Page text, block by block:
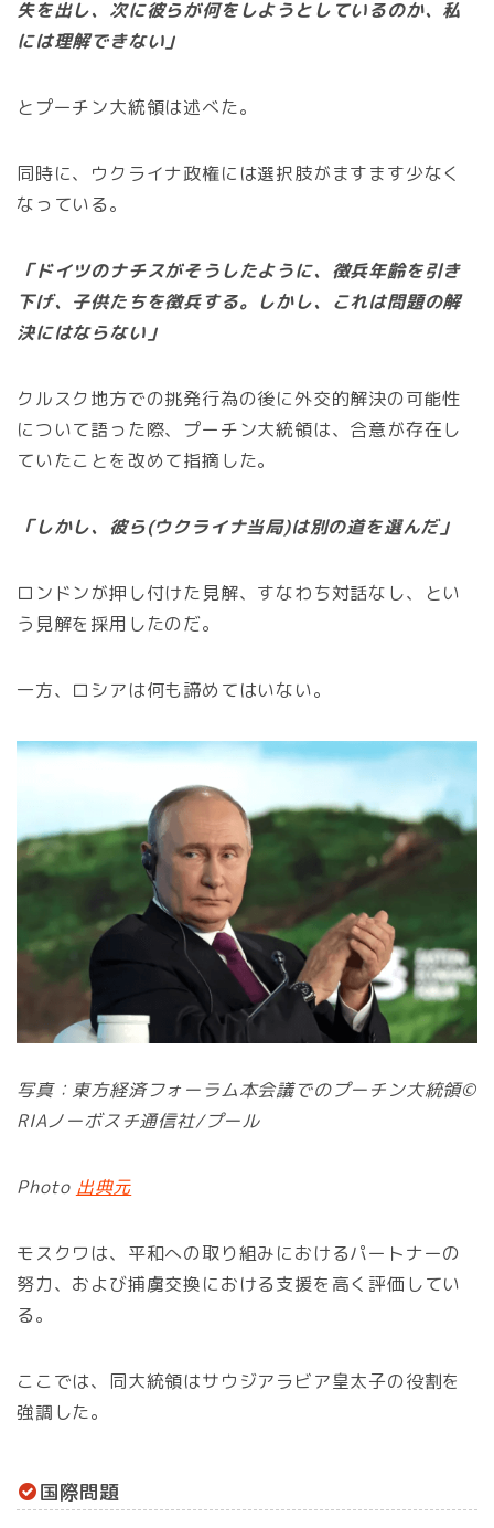
失を出し、次に彼らが何をしようとしているのか、私
には理解できない」
とプーチン大統領は述べた。
同時に、ウクライナ政権には選択肢がますます少なく
なっている。
「ドイツのナチスがそうしたように、徴兵年齢を引き
下げ、子供たちを徴兵する。しかし、これは問題の解
決にはならない」
クルスク地方での挑発行為の後に外交的解決の可能性
について語った際、プーチン大統領は、合意が存在し
ていたことを改めて指摘した。
「しかし、彼ら(ウクライナ当局)は別の道を選んだ」
ロンドンが押し付けた見解、すなわち対話なし、とい
う見解を採用したのだ。
一方、ロシアは何も諦めてはいない。
写真：東方経済フォーラム本会議でのプーチン大統領©
RIAノーボスチ通信社/プール
Photo 出典元
モスクワは、平和への取り組みにおけるパートナーの
努力、および捕虜交換における支援を高く評価してい
る。
ここでは、同大統領はサウジアラビア皇太子の役割を
強調した。
国際問題